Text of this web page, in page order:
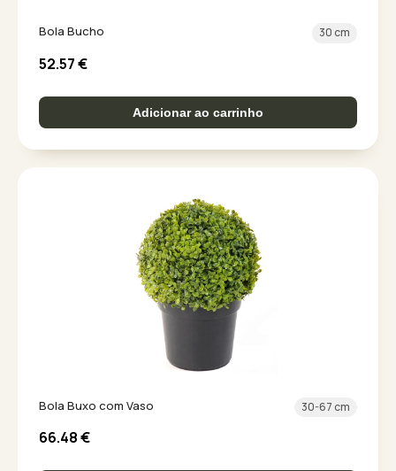
Bola Bucho 30 cm
52.57€
Adicionar ao carrinho
Bola Buxo com Vaso 30-67 cm
66.48€